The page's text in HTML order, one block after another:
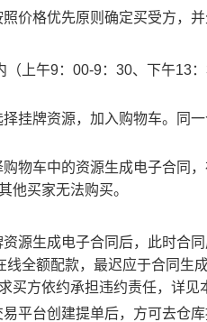
价格优先原则确定买受方，
（上午9：00-9：30、下午13
挂牌资源，加入购物车。同
物车中的资源生成电子合同
他买家无法购买。
源生成电子合同后，此时合
线全额配款，最迟应于合同
买方依约承担违约责任，详见
平台创建提单后，方可去仓